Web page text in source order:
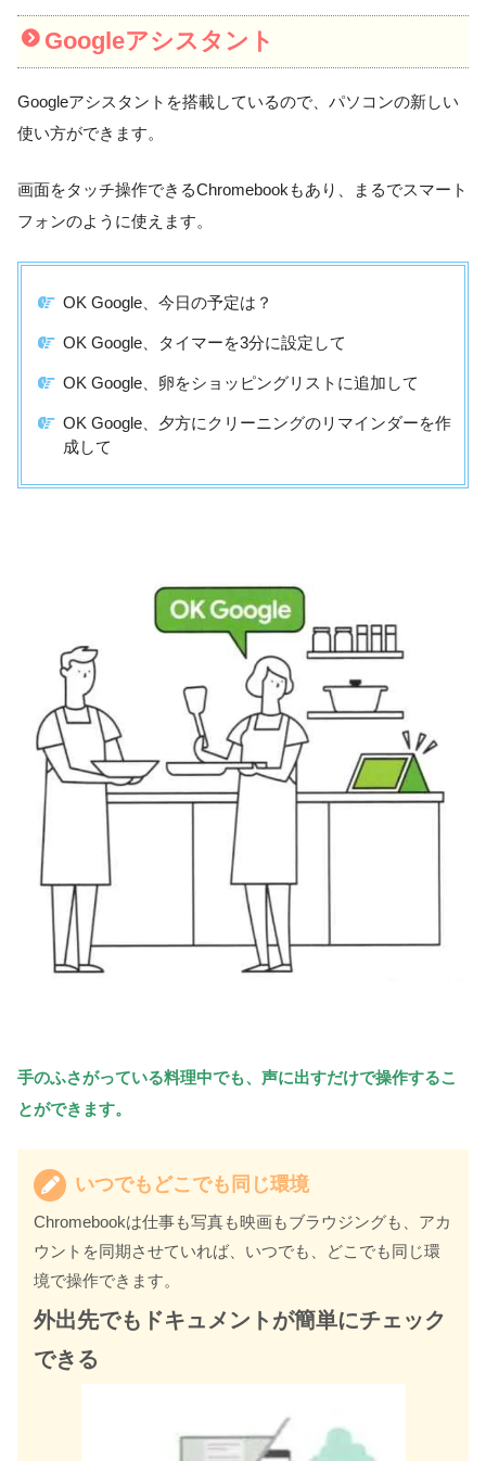
Googleアシスタント
Googleアシスタントを搭載しているので、パソコンの新しい
使い方ができます。
画面をタッチ操作できるChromebookもあり、まるでスマート
フォンのように使えます。
OK Google、今日の予定は？
OK Google、タイマーを3分に設定して
OK Google、卵をショッピングリストに追加して
OK Google、夕方にクリーニングのリマインダーを作
成して
手のふさがっている料理中でも、声に出すだけで操作するこ
とができます。
いつでもどこでも同じ環境
Chromebookは仕事も写真も映画もブラウジングも、アカ
ウントを同期させていれば、いつでも、どこでも同じ環
境で操作できます。
外出先でもドキュメントが簡単にチェック
できる